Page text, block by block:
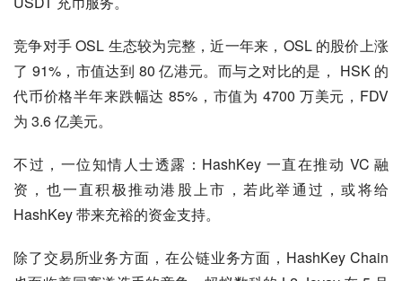
途两家公司。这两家公司本身代表的就是一方巨头，不仅新
金融经验丰富，而且本身实力雄厚。
潜在的竞争对手富途在全球拥有超过 2000 万的用户，富途
证券是香港最大的零售券商，其香港用户占当地成年人口比
例超 4 成，它已加快了自己进入香港市场的步伐，并且已经
开发好其自己的加密货币交易系统。5 月 7 日消息，富途证
券国际（香港）有限公司宣布，正式上线 比特币、以太坊、
USDT 充币服务。
竞争对手 OSL 生态较为完整，近一年来，OSL 的股价上涨
了 91%，市值达到 80 亿港元。而与之对比的是， HSK 的